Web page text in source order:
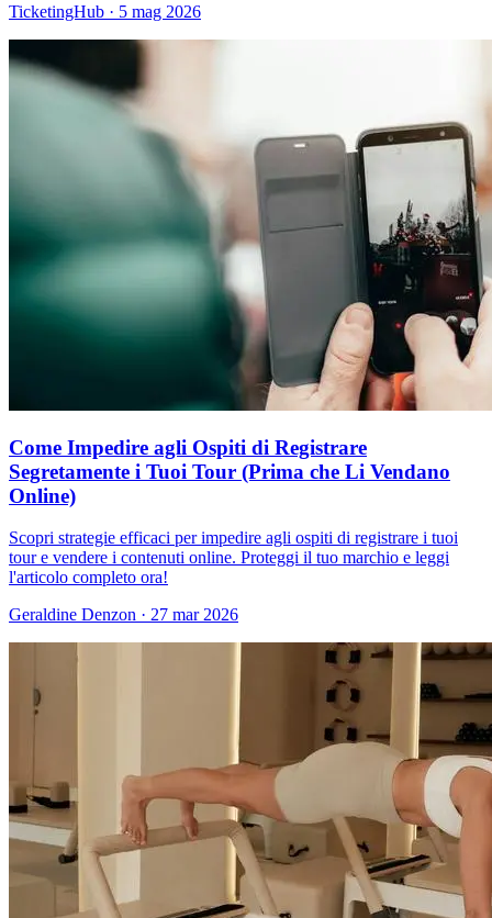
TicketingHub · 5 mag 2026
Come Impedire agli Ospiti di Registrare
Segretamente i Tuoi Tour (Prima che Li Vendano
Online)
Scopri strategie efficaci per impedire agli ospiti di registrare i tuoi
tour e vendere i contenuti online. Proteggi il tuo marchio e leggi
l'articolo completo ora!
Geraldine Denzon · 27 mar 2026